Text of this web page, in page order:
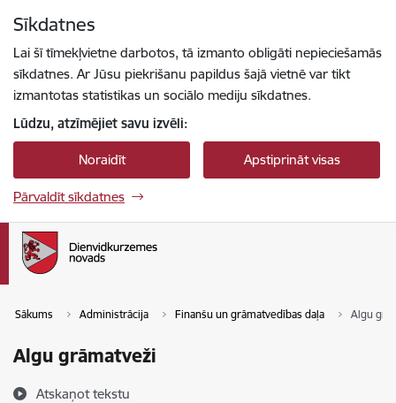
Sīkdatnes
Lai šī tīmekļvietne darbotos, tā izmanto obligāti nepieciešamās
sīkdatnes. Ar Jūsu piekrišanu papildus šajā vietnē var tikt
izmantotas statistikas un sociālo mediju sīkdatnes.
Lūdzu, atzīmējiet savu izvēli:
Noraidīt Apstiprināt visas
Pārvaldīt sīkdatnes
Sākums Administrācija Finanšu un grāmatvedības daļa Algu
Algu grāmatveži
Atskaņot tekstu